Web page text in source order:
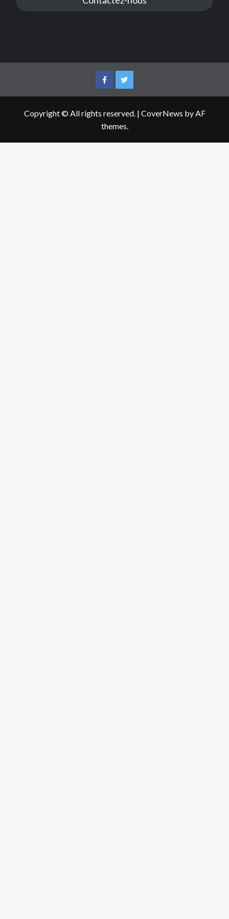
FacebookTwitter
Copyright © All rights reserved. | CoverNews by AF
themes.